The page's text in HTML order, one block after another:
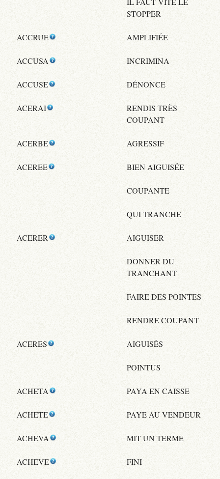
STOPPER
ACCRUE AMPLIFIÉE
ACCUSA INCRIMINA
ACCUSE DÉNONCE
ACERAI
RENDIS TRÈS
COUPANT
ACERBE AGRESSIF
ACEREE BIEN AIGUISÉE
COUPANTE
QUI TRANCHE
ACERER AIGUISER
DONNER DU
TRANCHANT
FAIRE DES POINTES
RENDRE COUPANT
ACERES AIGUISÉS
POINTUS
ACHETA PAYA EN CAISSE
ACHETE PAYE AU VENDEUR
ACHEVA MIT UN TERME
ACHEVE FINI